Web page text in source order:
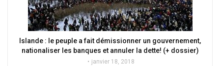
Islande : le peuple a fait démissionner un gouvernement,
nationaliser les banques et annuler la dette! (+ dossier)
janvier 18, 2018